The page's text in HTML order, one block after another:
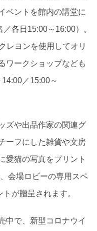
ベントを館内の講堂に
各日15:00～16:00）。
レヨンを使用してオリ
ワークショップなども
／15:00～
ズや出品作家の関連グ
ーフにした雑貨や文房
愛猫の写真をプリント
会場ロビーの専用スペ
が贈呈されます。
中で、新型コロナウイ